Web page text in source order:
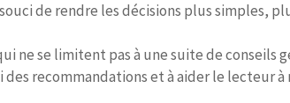
de rendre les décisions plus simples,
ne se limitent pas à une suite de conseils
recommandations et à aider le lecteur